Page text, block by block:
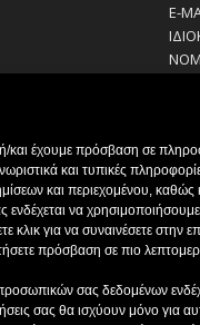
και έχουμε πρόσβαση σε
και τυπικές
και περιεχομένου,
ενδέχεται να
για να συναινέσετε στην
πρόσβαση σε πιο
σας δεδομένων
σας θα ισχύουν μόνο για
E-
ΣΙΑ